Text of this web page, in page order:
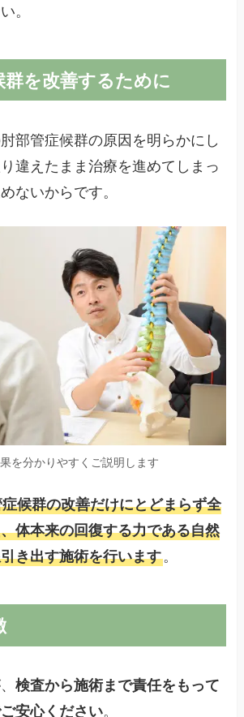
。
群を改善するために
部管症候群の原因を明らかにし
違えたまま治療を進めてしまっ
ないからです。
を分かりやすくご説明します
候群の改善だけにとどまらず全
体本来の回復する力である自然
き出す施術を行います。
検査から施術まで責任をもって
安心ください。